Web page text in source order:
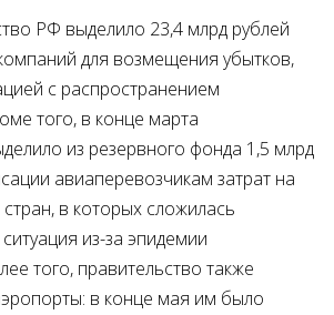
РФ выделило 23,4 млрд рублей
для возмещения убытков,
с распространением
того, в конце марта
из резервного фонда 1,5 млрд
авиаперевозчикам затрат на
в которых сложилась
из-за эпидемии
того, правительство также
в конце мая им было